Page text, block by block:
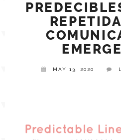
ESPAÑOL
TPT STORE
MAY 13, 2020